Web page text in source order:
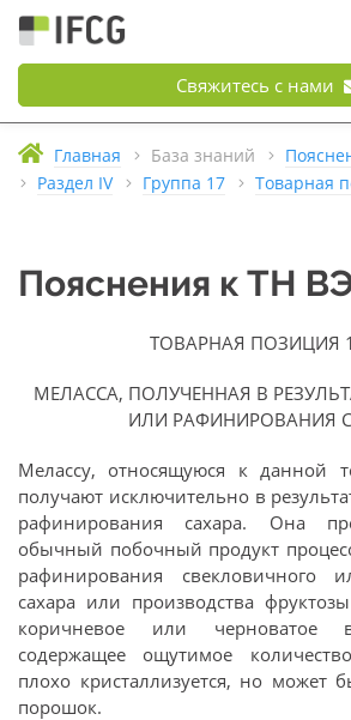
Свяжитесь с нами
Главная База знаний
Раздел IV
Группа 17 Товарная
Пояснения к ТН
ТОВАРНАЯ ПОЗИЦИЯ
МЕЛАССА, ПОЛУЧЕННАЯ В
ИЛИ РАФИНИРОВАНИЯ
Мелассу, относящуюся к данной
получают исключительно в
рафинирования сахара. Она
обычный побочный продукт
рафинирования свекловичного
сахара или производства
коричневое или черноватое
содержащее ощутимое
плохо кристаллизуется, но может
порошок.